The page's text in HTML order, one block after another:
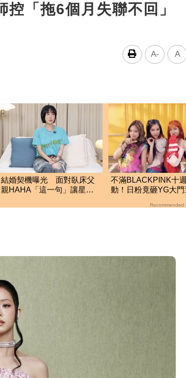
控「拖6個月失聯不回
A- A
結婚契機曝光 面對臥床父
親HAHA「這一句」讓星認
不滿BLACKPINK十
動！日粉竟砸YG大
Recommended